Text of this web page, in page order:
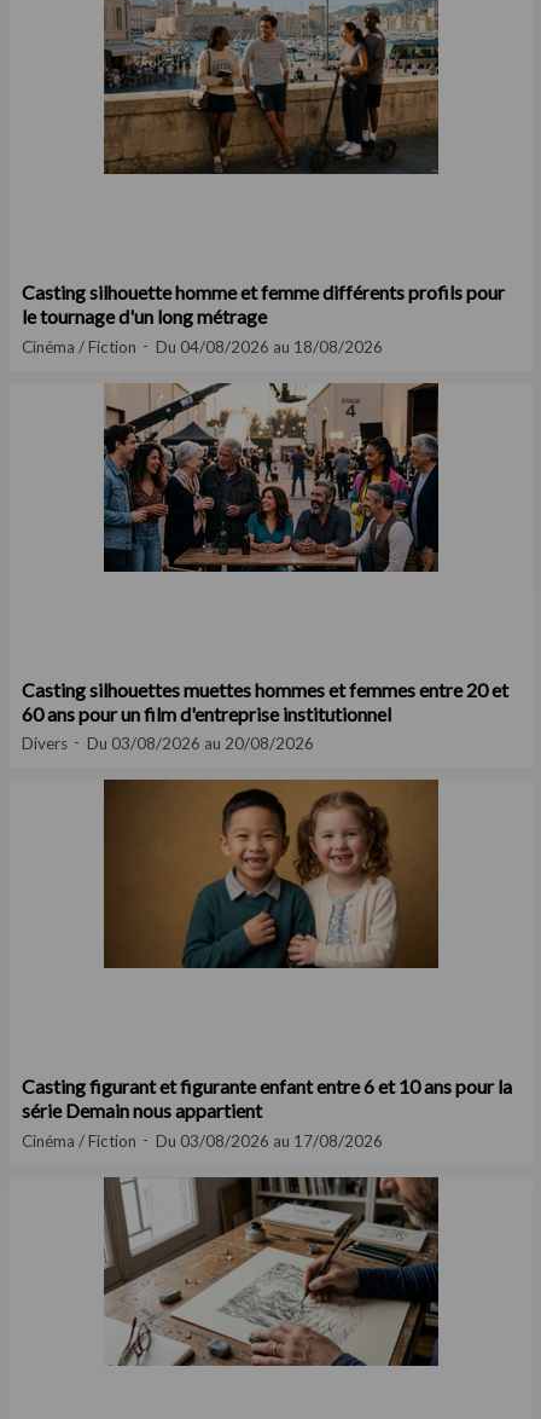
Casting silhouette homme et femme différents profils pour
le tournage d'un long métrage
Cinéma / Fiction Du 04/08/2026 au 18/08/2026
Casting silhouettes muettes hommes et femmes entre 20 et
60 ans pour un film d'entreprise institutionnel
Divers Du 03/08/2026 au 20/08/2026
Casting figurant et figurante enfant entre 6 et 10 ans pour la
série Demain nous appartient
Cinéma / Fiction Du 03/08/2026 au 17/08/2026